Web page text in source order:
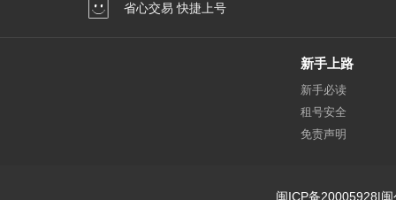
省心交易 快捷上号
新手上路
新手必读
租号安全
免责声明
闽ICP备20005928|